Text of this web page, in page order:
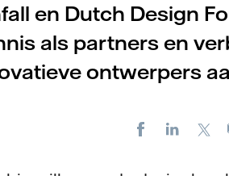
en Dutch Design
als partners en
ontwerpers
Facebook X